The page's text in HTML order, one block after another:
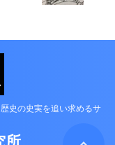
史の史実を追い求めるサ